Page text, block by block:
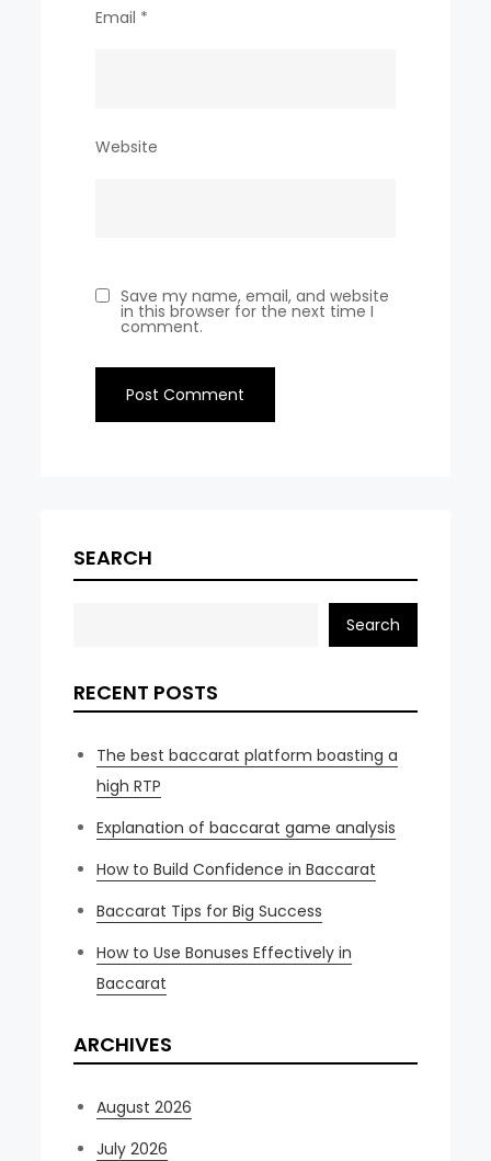
Email *
Website
Save my name, email, and website
in this browser for the next time I
comment.
SEARCH
Search
RECENT POSTS
The best baccarat platform boasting a
high RTP
Explanation of baccarat game analysis
How to Build Confidence in Baccarat
Baccarat Tips for Big Success
How to Use Bonuses Effectively in
Baccarat
ARCHIVES
August 2026
July 2026